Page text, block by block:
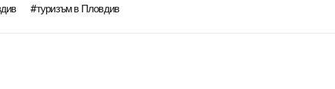
туризъм в Пловдив